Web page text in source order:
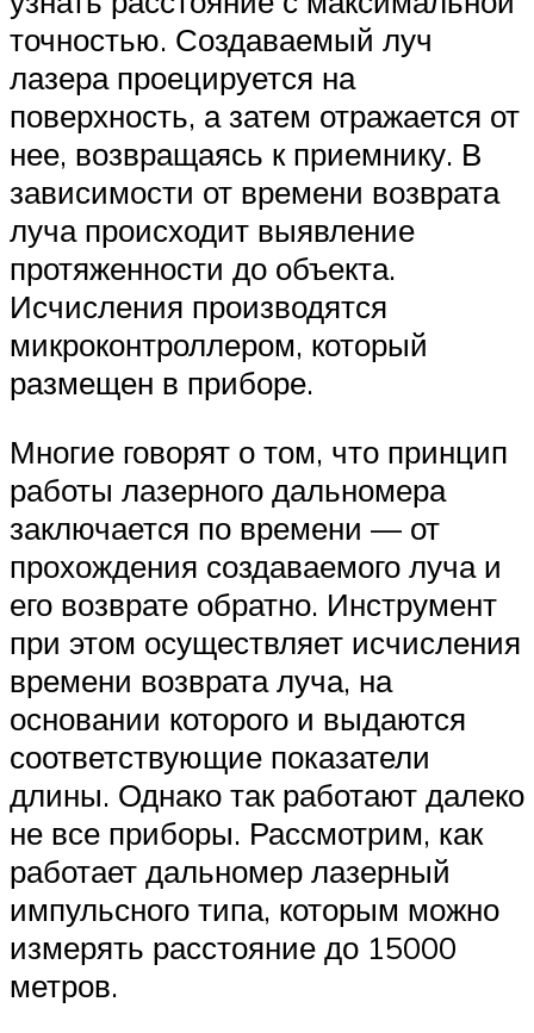
точностью. Создаваемый луч
лазера проецируется на
поверхность, а затем отражается от
нее, возвращаясь к приемнику. В
зависимости от времени возврата
луча происходит выявление
протяженности до объекта.
Исчисления производятся
микроконтроллером, который
размещен в приборе.
Многие говорят о том, что принцип
работы лазерного дальномера
заключается по времени — от
прохождения создаваемого луча и
его возврате обратно. Инструмент
при этом осуществляет исчисления
времени возврата луча, на
основании которого и выдаются
соответствующие показатели
длины. Однако так работают далеко
не все приборы. Рассмотрим, как
работает дальномер лазерный
импульсного типа, которым можно
измерять расстояние до 15000
метров.